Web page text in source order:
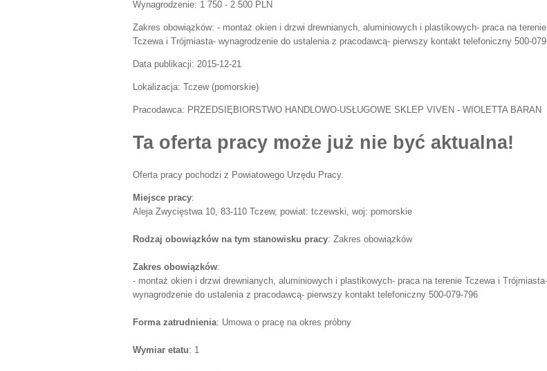
Wynagrodzenie: 1 750 - 2 500 PLN
Zakres obowiązków: - montaż okien i drzwi drewnianych, aluminiowych i plastikowych- praca na terenie
Tczewa i Trójmiasta- wynagrodzenie do ustalenia z pracodawcą- pierwszy kontakt telefoniczny 500-
Data publikacji: 2015-12-21
Lokalizacja: Tczew(pomorskie)
Pracodawca: PRZEDSIĘBIORSTWO HANDLOWO-USŁUGOWE SKLEP VIVEN - WIOLETTA BARAN
Ta oferta pracy może już nie być aktualna!
Oferta pracy pochodzi z Powiatowego Urzędu Pracy.
Miejsce pracy:
Aleja Zwycięstwa 10, 83-110 Tczew, powiat: tczewski, woj: pomorskie
Rodzaj obowiązków na tym stanowisku pracy: Zakres obowiązków
Zakres obowiązków:
- montaż okien i drzwi drewnianych, aluminiowych i plastikowych- praca na terenie Tczewa i Trójmiasta-
wynagrodzenie do ustalenia z pracodawcą- pierwszy kontakt telefoniczny 500-079-796
Forma zatrudnienia: Umowa o pracę na okres próbny
Wymiar etatu: 1